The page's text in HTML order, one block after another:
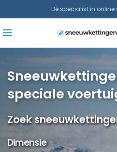
Dé specialist in
speciale
Zoek
Dimensie